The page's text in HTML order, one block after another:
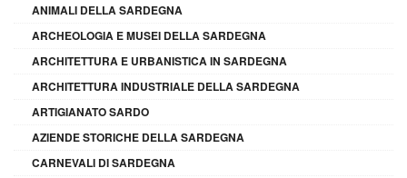
ANIMALI DELLA SARDEGNA
ARCHEOLOGIA E MUSEI DELLA SARDEGNA
ARCHITETTURA E URBANISTICA IN SARDEGNA
ARCHITETTURA INDUSTRIALE DELLA SARDEGNA
ARTIGIANATO SARDO
AZIENDE STORICHE DELLA SARDEGNA
CARNEVALI DI SARDEGNA